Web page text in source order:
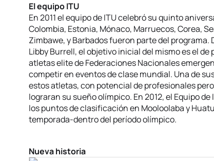
El equipo ITU
En 2011 el equipo de ITU celebró su quinto
Colombia, Estonia, Mónaco, Marruecos, Corea,
Zimbawe, y Barbados fueron parte del
Libby Burrell, el objetivo inicial del mismo es el
atletas elite de Federaciones Nacionales
competir en eventos de clase mundial. Una de
estos atletas, con potencial de profesionales
lograran su sueño olímpico. En 2012, el Equipo
los puntos de clasificación en Mooloolaba y
temporada-dentro del período olímpico.
Nueva historia